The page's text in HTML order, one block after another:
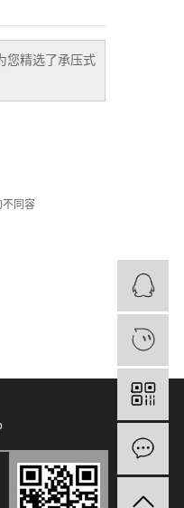
精选了承压式
同容